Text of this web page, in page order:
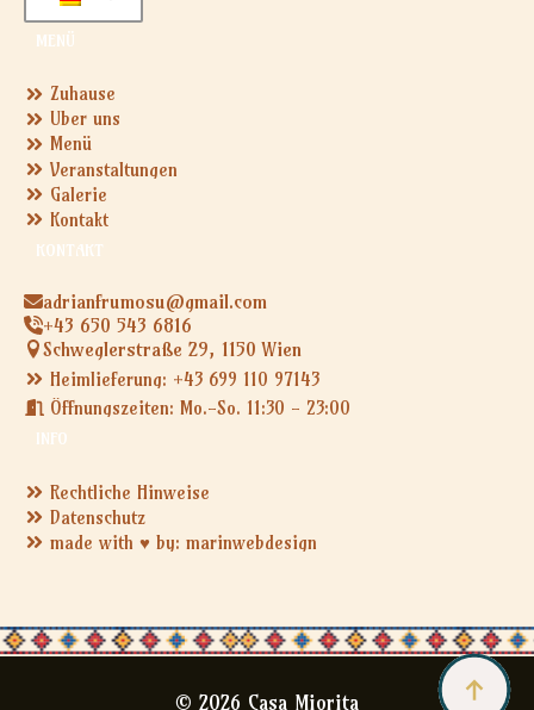
MENÜ
Zuhause
Über uns
Menü
Veranstaltungen
Galerie
Kontakt
KONTAKT
adrianfrumosu@gmail.com
+43 650 543 6816
Schweglerstraße 29, 1150 Wien
Heimlieferung: +43 699 110 97143
Öffnungszeiten: Mo.-So. 11:30 - 23:00
INFO
Rechtliche Hinweise
Datenschutz
made with ♥ by: marinwebdesign
© 2026 Casa Miorita